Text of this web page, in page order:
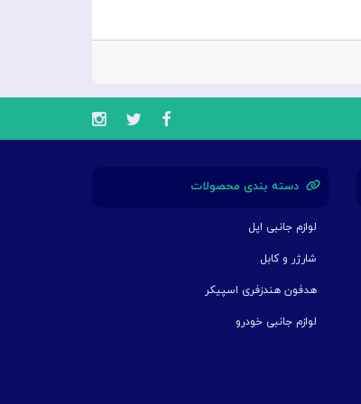
دسته بندی محصولات
لوازم جانبی اپل
شارژر و کابل
هدفون هندزفری اسپیکر
لوازم جانبی خودرو